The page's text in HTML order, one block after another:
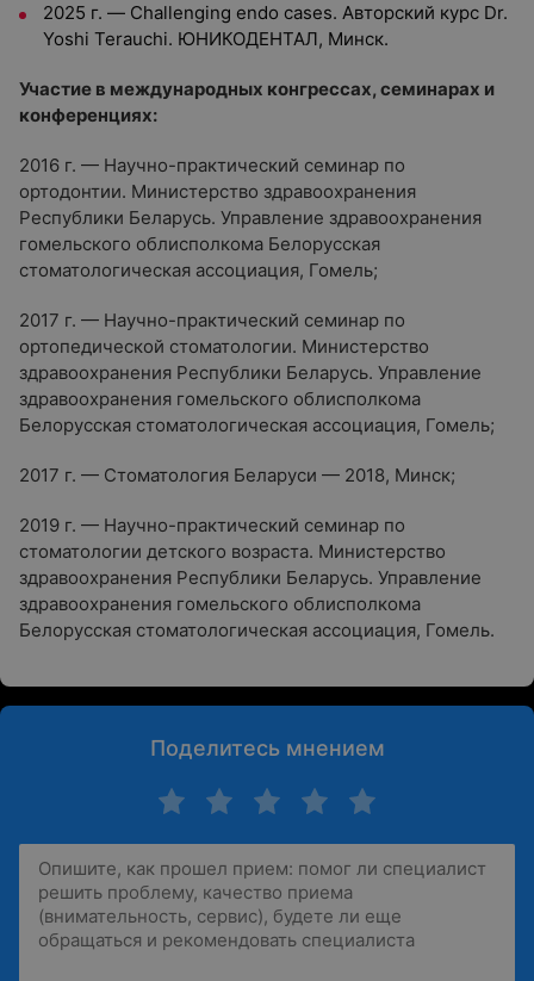
2025 г. — Challenging endo cases. Авторский курс Dr.
Yoshi Terauchi. ЮНИКОДЕНТАЛ, Минск.
Участие в международных конгрессах, семинарах и
конференциях:
2016 г. — Научно-практический семинар по
ортодонтии. Министерство здравоохранения
Республики Беларусь. Управление здравоохранения
гомельского облисполкома Белорусская
стоматологическая ассоциация, Гомель;
2017 г. — Научно-практический семинар по
ортопедической стоматологии. Министерство
здравоохранения Республики Беларусь. Управление
здравоохранения гомельского облисполкома
Белорусская стоматологическая ассоциация, Гомель;
2017 г. — Стоматология Беларуси — 2018, Минск;
2019 г. — Научно-практический семинар по
стоматологии детского возраста. Министерство
здравоохранения Республики Беларусь. Управление
здравоохранения гомельского облисполкома
Белорусская стоматологическая ассоциация, Гомель.
Поделитесь мнением